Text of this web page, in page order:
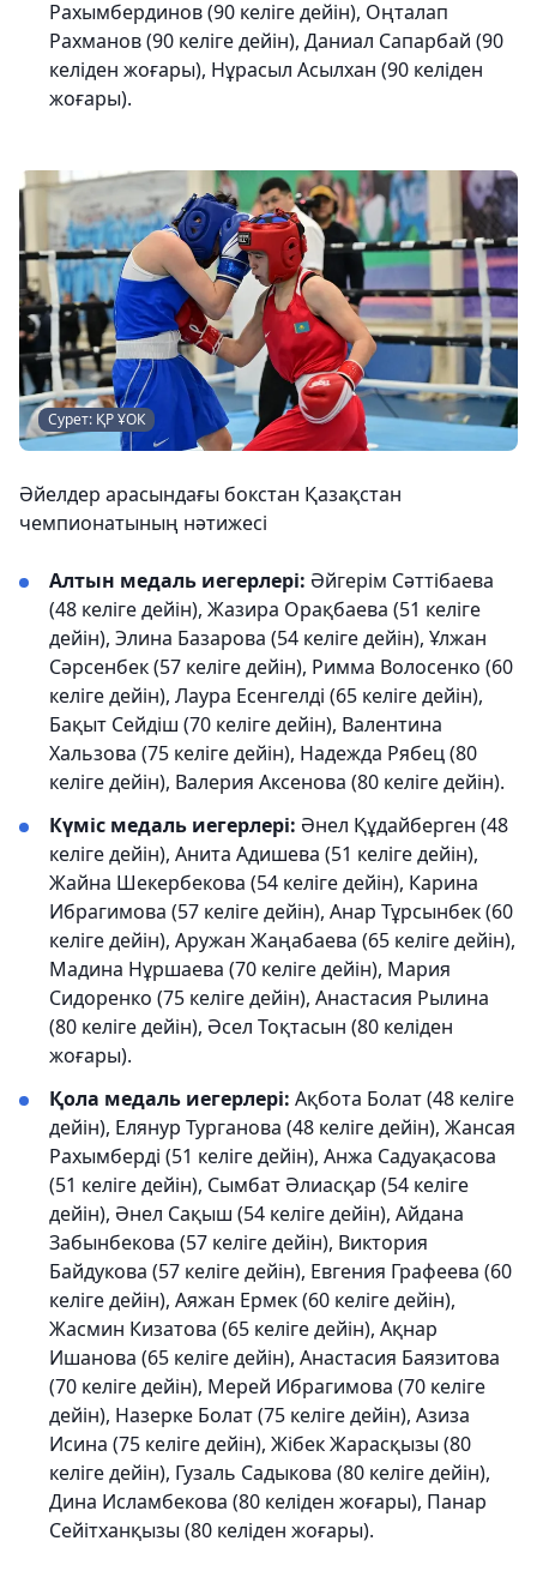
Рахымбердинов (90 келіге дейін), Оңталап
Рахманов (90 келіге дейін), Даниал Сапарбай (90
келіден жоғары), Нұрасыл Асылхан (90 келіден
жоғары).
Сурет: ҚР ҰОК
Әйелдер арасындағы бокстан Қазақстан
чемпионатының нәтижесі
Алтын медаль иегерлері: Әйгерім Сәттібаева
(48 келіге дейін), Жазира Орақбаева (51 келіге
дейін), Элина Базарова (54 келіге дейін), Ұлжан
Сәрсенбек (57 келіге дейін), Римма Волосенко (60
келіге дейін), Лаура Есенгелді (65 келіге дейін),
Бақыт Сейдіш (70 келіге дейін), Валентина
Хальзова (75 келіге дейін), Надежда Рябец (80
келіге дейін), Валерия Аксенова (80 келіге дейін).
Күміс медаль иегерлері: Әнел Құдайберген (48
келіге дейін), Анита Адишева (51 келіге дейін),
Жайна Шекербекова (54 келіге дейін), Карина
Ибрагимова (57 келіге дейін), Анар Тұрсынбек (60
келіге дейін), Аружан Жаңабаева (65 келіге дейін),
Мадина Нұршаева (70 келіге дейін), Мария
Сидоренко (75 келіге дейін), Анастасия Рылина
(80 келіге дейін), Әсел Тоқтасын (80 келіден
жоғары).
Қола медаль иегерлері: Ақбота Болат (48 келіге
дейін), Елянур Турганова (48 келіге дейін), Жансая
Рахымберді (51 келіге дейін), Анжа Садуақасова
(51 келіге дейін), Сымбат Әлиасқар (54 келіге
дейін), Әнел Сақыш (54 келіге дейін), Айдана
Забынбекова (57 келіге дейін), Виктория
Байдукова (57 келіге дейін), Евгения Графеева (60
келіге дейін), Аяжан Ермек (60 келіге дейін),
Жасмин Кизатова (65 келіге дейін), Ақнар
Ишанова (65 келіге дейін), Анастасия Баязитова
(70 келіге дейін), Мерей Ибрагимова (70 келіге
дейін), Назерке Болат (75 келіге дейін), Азиза
Исина (75 келіге дейін), Жібек Жарасқызы (80
келіге дейін), Гузаль Садыкова (80 келіге дейін),
Дина Исламбекова (80 келіден жоғары), Панар
Сейітханқызы (80 келіден жоғары).